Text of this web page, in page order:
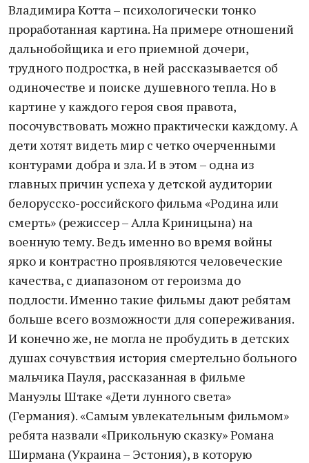
Владимира Котта – психологически тонко
проработанная картина. На примере отношений
дальнобойщика и его приемной дочери,
трудного подростка, в ней рассказывается об
одиночестве и поиске душевного тепла. Но в
картине у каждого героя своя правота,
посочувствовать можно практически каждому. А
дети хотят видеть мир с четко очерченными
контурами добра и зла. И в этом – одна из
главных причин успеха у детской аудитории
белорусско-российского фильма «Родина или
смерть» (режиссер – Алла Криницына) на
военную тему. Ведь именно во время войны
ярко и контрастно проявляются человеческие
качества, с диапазоном от героизма до
подлости. Именно такие фильмы дают ребятам
больше всего возможности для сопереживания.
И конечно же, не могла не пробудить в детских
душах сочувствия история смертельно больного
мальчика Пауля, рассказанная в фильме
Мануэлы Штаке «Дети лунного света»
(Германия). «Самым увлекательным фильмом»
ребята назвали «Прикольную сказку» Романа
Ширмана (Украина – Эстония), в которую